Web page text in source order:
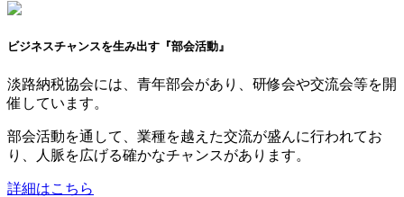
ビジネスチャンスを生み出す『部会活動』
淡路納税協会には、青年部会があり、研修会や交流会等を開
催しています。
部会活動を通して、業種を越えた交流が盛んに行われてお
り、人脈を広げる確かなチャンスがあります。
詳細はこちら